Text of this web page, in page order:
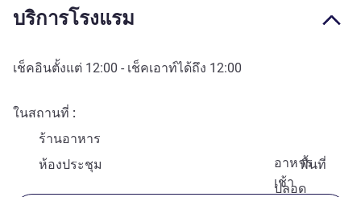
บริการโรงแรม
เช็คอินตั้งแต่ 12:00 - เช็คเอาท์ได้ถึง 12:00
ในสถานที่
ร้านอาหาร
อาหาร
เช้า
ห้องประชุม
พื้นที่
ปลอด